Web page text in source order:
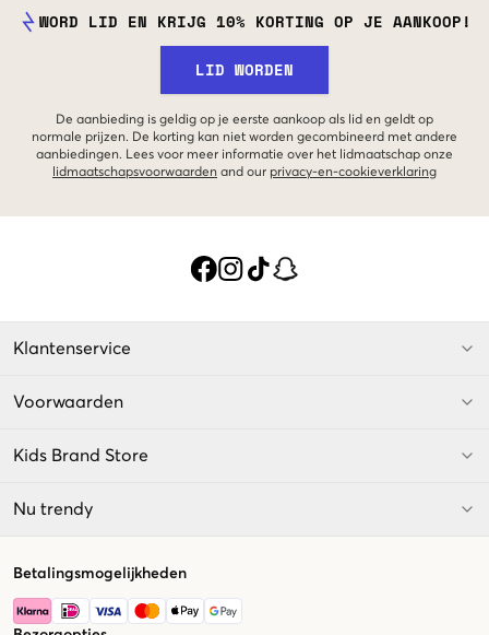
WORD LID EN KRIJG 10% KORTING OP JE AANKOOP!
LID WORDEN
De aanbieding is geldig op je eerste aankoop als lid en geldt op
normale prijzen. De korting kan niet worden gecombineerd met andere
aanbiedingen. Lees voor meer informatie over het lidmaatschap onze
lidmaatschapsvoorwaarden and our privacy-en-cookieverklaring
Klantenservice
Voorwaarden
Kids Brand Store
Nu trendy
Betalingsmogelijkheden